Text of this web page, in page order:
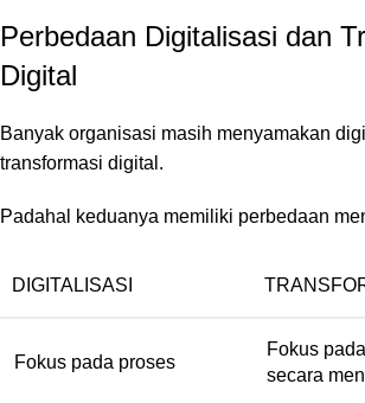
Perbedaan Digitalisasi dan
Digital
Banyak organisasi masih menyamakan
transformasi digital.
Padahal keduanya memiliki perbedaan
DIGITALISASI
Fokus pada proses
Fokus
secara